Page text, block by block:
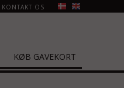
KONTAKT OS
KØB GAVEKORT